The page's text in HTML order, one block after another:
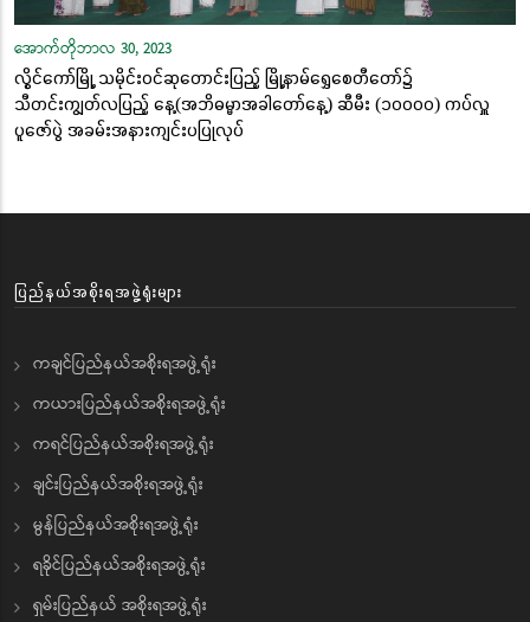
အောက်တိုဘာလ 30, 2023
လွိုင်ကော်မြို့ သမိုင်းဝင်ဆုတောင်းပြည့် မြို့နာမ်ရွှေစေတီတော်၌
သီတင်းကျွတ်လပြည့် နေ့(အဘိဓမ္မာအခါတော်နေ့) ဆီမီး (၁၀၀၀၀) ကပ်လှူ
ပူဇော်ပွဲ အခမ်းအနားကျင်းပပြုလုပ်
ပြည်နယ်အစိုးရအဖွဲ့ရုံးများ
ကချင်ပြည်နယ်အစိုးရအဖွဲ့ရုံး
ကယားပြည်နယ်အစိုးရအဖွဲ့ရုံး
ကရင်ပြည်နယ်အစိုးရအဖွဲ့ရုံး
ချင်းပြည်နယ်အစိုးရအဖွဲ့ရုံး
မွန်ပြည်နယ်အစိုးရအဖွဲ့ရုံး
ရခိုင်ပြည်နယ်အစိုးရအဖွဲ့ရုံး
ရှမ်းပြည်နယ် အစိုးရအဖွဲ့ရုံး